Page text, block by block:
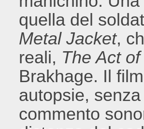
quella del
Metal Jacket,
reali, The Act
Brakhage. Il
autopsie,
commento